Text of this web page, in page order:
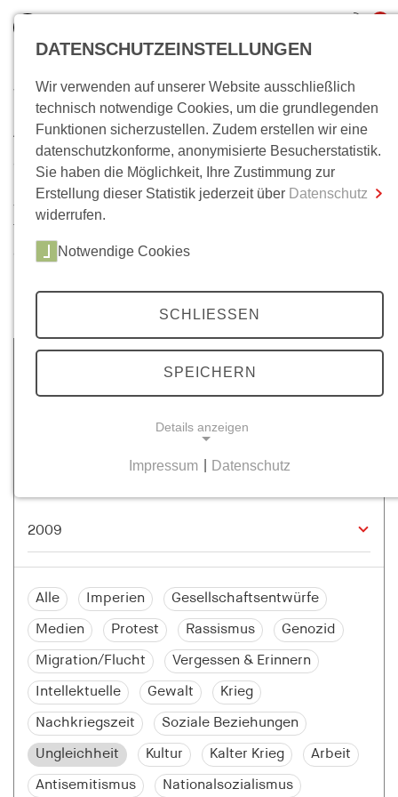
inkl. MwSt.
0,00 €
Zum Warenkorb Zur Kasse
Wo bin ich?
Archiv
35 Jahrgänge, über 200 Ausgaben. Im Laufe der Zeit ist
unser
Mittelweg 36- Archiv auf eine beachtliche Anzahl
von Artikeln angewachsen. Neben Beiträgen zu unseren
ausgewählte Beiträge unserer Literaturbeilagen, zu den
Protestchronik.
Alle Imperien Gesellschaftsentwürfe
Medien Protest Rassismus Genozid
Migration/Flucht Vergessen & Erinnern
Intellektuelle Gewalt Krieg
Nachkriegszeit Soziale Beziehungen
Ungleichheit Kultur Kalter Krieg Arbeit
Antisemitismus Nationalsozialismus
DATENSCHUTZEINSTELLUNGEN
Wir verwenden auf unserer Website ausschließlich
technisch notwendige Cookies, um die grundlegenden
Funktionen sicherzustellen. Zudem erstellen wir eine
datenschutzkonforme, anonymisierte Besucherstatistik.
Sie haben die Möglichkeit, Ihre Zustimmung zur
Erstellung dieser Statistik jederzeit über Datenschutz
widerrufen.
Notwendige Cookies
SCHLIESSEN
SPEICHERN
Details anzeigen
nutzbar zu machen, indem sie Grundfunktionen
wie Seitennavigation und Zugriff auf sichere
Bereiche der Webseite ermöglichen. Die Webseite
kann ohne diese Cookies nicht richtig
funktionieren.
cookie_consent
Name:
cookie_consent
Anbieter:
hamburger-edition.de
Impressum Datenschutz